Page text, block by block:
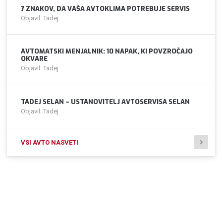
7 ZNAKOV, DA VAŠA AVTOKLIMA POTREBUJE SERVIS
Objavil: Tadej
AVTOMATSKI MENJALNIK: 10 NAPAK, KI POVZROČAJO
OKVARE
Objavil: Tadej
TADEJ SELAN – USTANOVITELJ AVTOSERVISA SELAN
Objavil: Tadej
VSI AVTO NASVETI